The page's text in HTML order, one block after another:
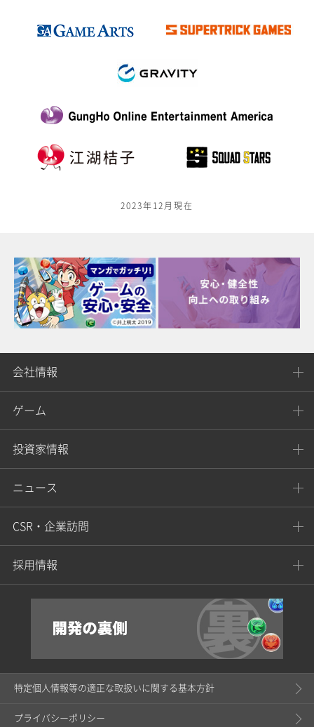
2023年12月現在
会社情報
ゲーム
投資家情報
ニュース
CSR・企業訪問
採用情報
特定個人情報等の適正な取扱いに関する基本方針
プライバシーポリシー